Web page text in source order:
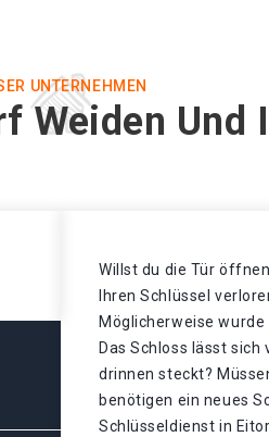
UNTERNEHMEN
Weiden Und
Willst du die Tür
Ihren Schlüssel
Möglicherweise wurde
Das Schloss lässt
drinnen steckt?
benötigen ein neues
Schlüsseldienst in